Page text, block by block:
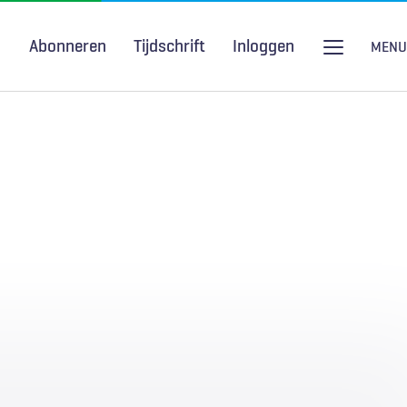
Abonneren Tijdschrift Inloggen MENU